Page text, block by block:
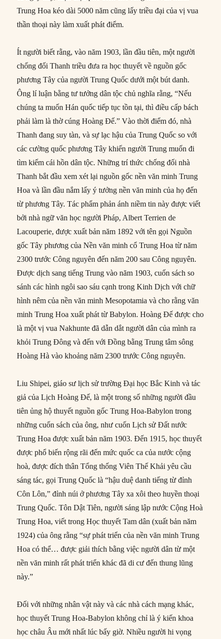
Trung Hoa kéo dài 5000 năm cũng lấy triều đại của vị vua
thần thoại này làm xuất phát điểm.
Ít người biết rằng, vào năm 1903, lần đầu tiên, một người
chống đối Thanh triều đưa ra học thuyết về nguồn gốc
phương Tây của người Trung Quốc dưới một bút danh.
Ông lí luận bằng tư tưởng dân tộc chủ nghĩa rằng, “Nếu
chúng ta muốn Hán quốc tiếp tục tồn tại, thì điều cấp bách
phải làm là thờ cúng Hoàng Đế.” Vào thời điểm đó, nhà
Thanh đang suy tàn, và sự lạc hậu của Trung Quốc so với
các cường quốc phương Tây khiến người Trung muốn đi
tìm kiếm cái hồn dân tộc. Những trí thức chống đối nhà
Thanh bắt đầu xem xét lại nguồn gốc nền văn minh Trung
Hoa và lần đầu nắm lấy ý tưởng nền văn minh của họ đến
từ phương Tây. Tác phẩm phản ánh niềm tin này được viết
bởi nhà ngữ văn học người Pháp, Albert Terrien de
Lacouperie, được xuất bản năm 1892 với tên gọi Nguồn
gốc Tây phương của Nền văn minh cổ Trung Hoa từ năm
2300 trước Công nguyên đến năm 200 sau Công nguyên.
Được dịch sang tiếng Trung vào năm 1903, cuốn sách so
sánh các hình ngôi sao sáu cạnh trong Kinh Dịch với chữ
hình nêm của nền văn minh Mesopotamia và cho rằng văn
minh Trung Hoa xuất phát từ Babylon. Hoàng Đế được cho
là một vị vua Nakhunte đã dẫn dắt người dân của mình ra
khỏi Trung Đông và đến với Đồng bằng Trung tâm sông
Hoàng Hà vào khoảng năm 2300 trước Công nguyên.
Liu Shipei, giáo sư lịch sử trường Đại học Bắc Kinh và tác
giả của Lịch Hoàng Đế, là một trong số những người đầu
tiên ủng hộ thuyết nguồn gốc Trung Hoa-Babylon trong
những cuốn sách của ông, như cuốn Lịch sử Đất nước
Trung Hoa được xuất bản năm 1903. Đến 1915, học thuyết
được phổ biến rộng rãi đến mức quốc ca của nước cộng
hoà, được đích thân Tổng thống Viên Thế Khải yêu cầu
sáng tác, gọi Trung Quốc là “hậu duệ danh tiếng từ đỉnh
Côn Lôn,” đỉnh núi ở phương Tây xa xôi theo huyền thoại
Trung Quốc. Tôn Dật Tiên, người sáng lập nước Cộng Hoà
Trung Hoa, viết trong Học thuyết Tam dân (xuất bản năm
1924) của ông rằng “sự phát triển của nền văn minh Trung
Hoa có thể… được giải thích bằng việc người dân từ một
nền văn minh rất phát triển khác đã di cư đến thung lũng
này.”
Đối với những nhân vật này và các nhà cách mạng khác,
học thuyết Trung Hoa-Babylon không chỉ là ý kiến khoa
học châu Âu mới nhất lúc bấy giờ. Nhiều người hi vọng